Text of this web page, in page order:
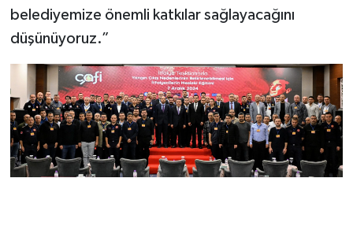
belediyemize önemli katkılar sağlayacağını
düşünüyoruz.”